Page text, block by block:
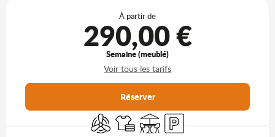
À partir de
290,00 €
Semaine (meublé)
Voir tous les tarifs
Réserver
Air conditionné
Draps et linge
TerrasseParking